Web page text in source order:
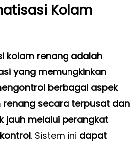
Kolam
kolam renang adalah
yang memungkinkan
berbagai aspek
renang secara terpusat dan
jauh melalui perangkat
. Sistem ini dapat